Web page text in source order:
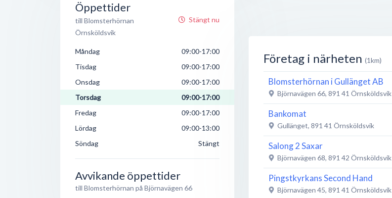
Öppettider
till Blomsterhörnan
Örnsköldsvik
Stängt nu
Måndag
09:00-17:00
Tisdag
09:00-17:00
Onsdag
09:00-17:00
Torsdag
09:00-17:00
Fredag
09:00-17:00
Lördag
09:00-13:00
Söndag
Stängt
Avvikande öppettider
till Blomsterhörnan på Björnavägen 66
Företag i närheten (1km)
Blomsterhörnan i Gullänget AB
Björnavägen 66, 891 41 Örnsköldsvik
Bankomat
Gullänget, 891 41 Örnsköldsvik
Salong 2 Saxar
Björnavägen 68, 891 42 Örnsköldsvik
Pingstkyrkans Second Hand
Björnavägen 45, 891 41 Örnsköldsvik